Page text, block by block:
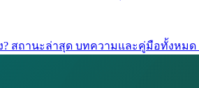
สถานะล่าสุด บทความและคู่มือทั้งหมด